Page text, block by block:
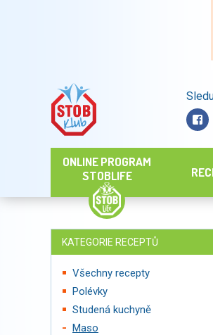
ONLINE PROGRAM
STOBLIFE
KATEGORIE RECEPTŮ
Všechny recepty
Polévky
Studená kuchyně
Maso